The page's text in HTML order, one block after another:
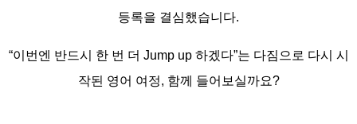
등록을 결심했습니다.
“이번엔 반드시 한 번 더 Jump up 하겠다”는 다짐으로 다시 시
작된 영어 여정, 함께 들어보실까요?